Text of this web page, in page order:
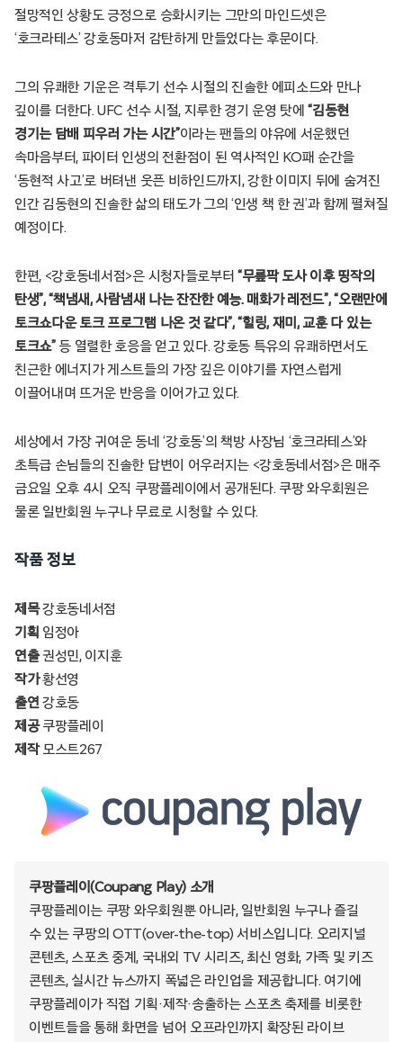
절망적인 상황도 긍정으로 승화시키는 그만의 마인드셋은
‘호크라테스’ 강호동마저 감탄하게 만들었다는 후문이다.
그의 유쾌한 기운은 격투기 선수 시절의 진솔한 에피소드와 만나
깊이를 더한다. UFC 선수 시절, 지루한 경기 운영 탓에“김동현
경기는 담배 피우러 가는 시간”이라는 팬들의 야유에 서운했던
속마음부터, 파이터 인생의 전환점이 된 역사적인 KO패 순간을
‘동현적 사고’로 버텨낸 웃픈 비하인드까지, 강한 이미지 뒤에 숨겨진
인간 김동현의 진솔한 삶의 태도가 그의 ‘인생 책 한 권’과 함께 펼쳐질
예정이다.
한편, <강호동네서점>은 시청자들로부터 “무릎팍 도사 이후 띵작의
탄생”, “책냄새, 사람냄새 나는 잔잔한 예능. 매화가 레전드”, “오랜만에
토크쇼다운 토크 프로그램 나온 것 같다”, “힐링, 재미, 교훈 다 있는
토크쇼”등 열렬한 호응을 얻고 있다. 강호동 특유의 유쾌하면서도
친근한 에너지가 게스트들의 가장 깊은 이야기를 자연스럽게
이끌어내며 뜨거운 반응을 이어가고 있다.
세상에서 가장 귀여운 동네 ‘강호동’의 책방 사장님 ‘호크라테스’와
초특급 손님들의 진솔한 답변이 어우러지는 <강호동네서점>은 매주
금요일 오후 4시 오직 쿠팡플레이에서 공개된다. 쿠팡 와우회원은
물론 일반회원 누구나 무료로 시청할 수 있다.
작품 정보
제목강호동네서점
기획 임정아
연출권성민, 이지훈
작가황선영
출연 강호동
제공쿠팡플레이
제작모스트267
쿠팡플레이(Coupang Play) 소개
쿠팡플레이는 쿠팡 와우회원뿐 아니라, 일반회원 누구나 즐길
수 있는 쿠팡의 OTT(over-the-top) 서비스입니다. 오리지널
콘텐츠, 스포츠 중계, 국내외 TV 시리즈, 최신 영화, 가족 및 키즈
콘텐츠, 실시간 뉴스까지 폭넓은 라인업을 제공합니다. 여기에
쿠팡플레이가 직접 기획·제작·송출하는 스포츠 축제를 비롯한
이벤트들을 통해 화면을 넘어 오프라인까지 확장된 라이브